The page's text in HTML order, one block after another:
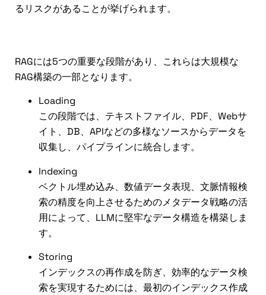
るリスクがあることが挙げられます。
RAGには5つの重要な段階があり、これらは大規模な
RAG構築の一部となります。
Loading
この段階では、テキストファイル、PDF、Webサ
イト、DB、APIなどの多様なソースからデータを
収集し、パイプラインに統合します。
Indexing
ベクトル埋め込み、数値データ表現、文脈情報検
索の精度を向上させるためのメタデータ戦略の活
用によって、LLMに堅牢なデータ構造を構築しま
す。
Storing
インデックスの再作成を防ぎ、効率的なデータ検
索を実現するためには、最初のインデックス作成